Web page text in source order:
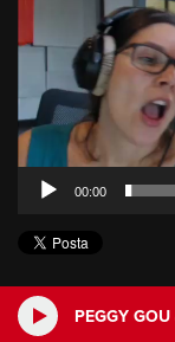
PEGGY
00:00